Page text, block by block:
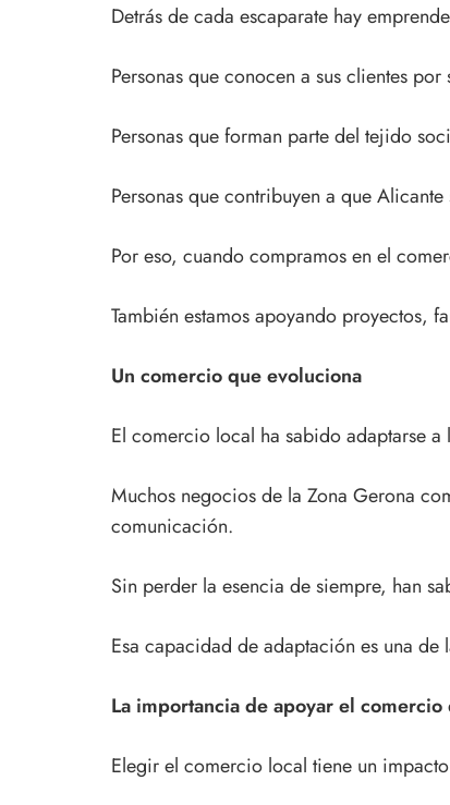
Detrás de cada escaparate hay
Personas que conocen a sus clientes por
Personas que forman parte del tejido
Personas que contribuyen a que
Por eso, cuando compramos en el
También estamos apoyando proyectos,
Un comercio que evoluciona
El comercio local ha sabido adaptarse a
Muchos negocios de la Zona Gerona
comunicación.
Sin perder la esencia de siempre, han
Esa capacidad de adaptación es una
La importancia de apoyar el
Elegir el comercio local tiene un